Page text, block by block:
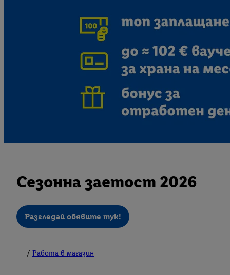
Сезонна заетост 2026
Разгледай обявите тук!
Работа в магазин